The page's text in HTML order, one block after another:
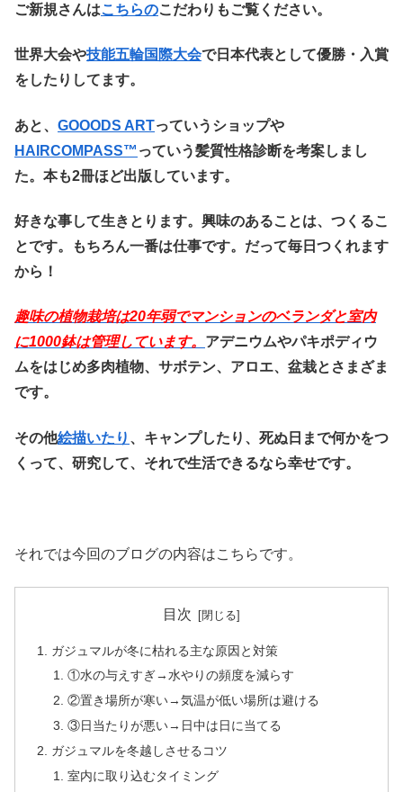
ご新規さんはこちらのこだわりもご覧ください。
世界大会や技能五輪国際大会で日本代表として優勝・入賞
をしたりしてます。
あと、 GOOODS ARTっていうショップや
HAIRCOMPASS™️ っていう髪質性格診断を考案しまし
た。本も2冊ほど出版しています。
好きな事して生きとります。興味のあることは、つくるこ
とです。もちろん一番は仕事です。だって毎日つくれます
から！
趣味の植物栽培は20年弱でマンションのベランダと室内
に1000鉢は管理しています。 アデニウムやパキポディウ
ムをはじめ多肉植物、サボテン、アロエ、盆栽とさまざま
です。
その他絵描いたり 、キャンプしたり、死ぬ日まで何かをつ
くって、研究して、それで生活できるなら幸せです。
それでは今回のブログの内容はこちらです。
目次
ガジュマルが冬に枯れる主な原因と対策
①水の与えすぎ→水やりの頻度を減らす
②置き場所が寒い→気温が低い場所は避ける
③日当たりが悪い→日中は日に当てる
ガジュマルを冬越しさせるコツ
室内に取り込むタイミング